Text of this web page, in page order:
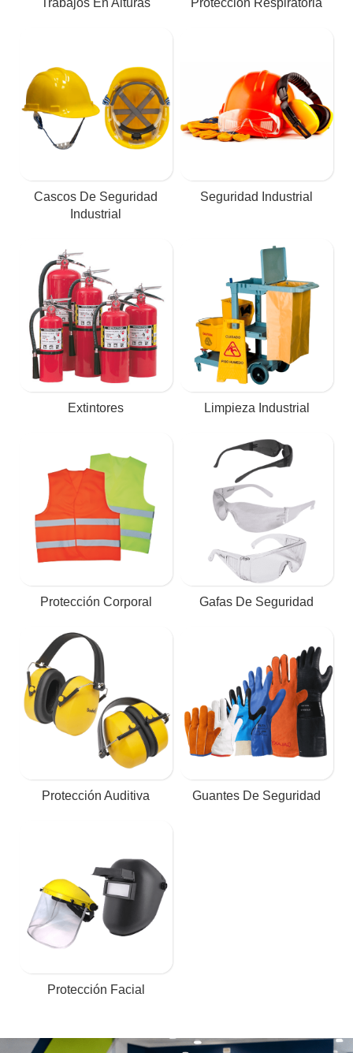
Trabajos En Alturas Protección Respiratoria
Cascos De Seguridad
Industrial
Seguridad Industrial
Extintores Limpieza Industrial
Protección Corporal Gafas De Seguridad
Protección Auditiva Guantes De Seguridad
Protección Facial